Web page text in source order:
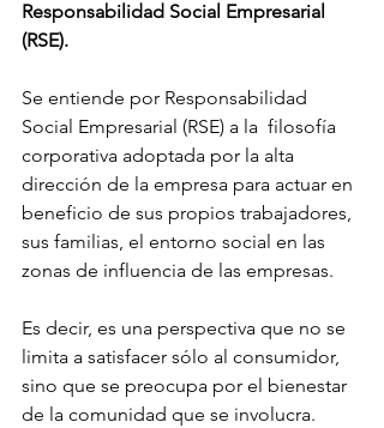
Responsabilidad Social Empresarial
(RSE).
Se entiende por Responsabilidad
Social Empresarial (RSE) a la  filosofía
corporativa adoptada por la alta
dirección de la empresa para actuar en
beneficio de sus propios trabajadores,
sus familias, el entorno social en las
zonas de influencia de las empresas.
Es decir, es una perspectiva que no se
limita a satisfacer sólo al consumidor,
sino que se preocupa por el bienestar
de la comunidad que se involucra.